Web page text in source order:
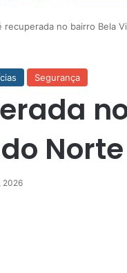
no bairro Bela
Segurança
Norte
2026